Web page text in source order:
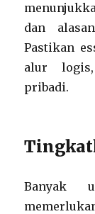
dan
Pastikan
alur
pribadi.
Banyak